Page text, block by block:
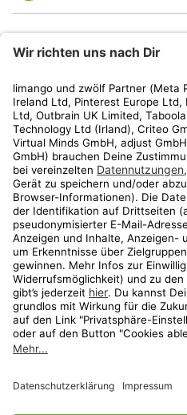
Kundenservice
Shop
Aktionen
Travel